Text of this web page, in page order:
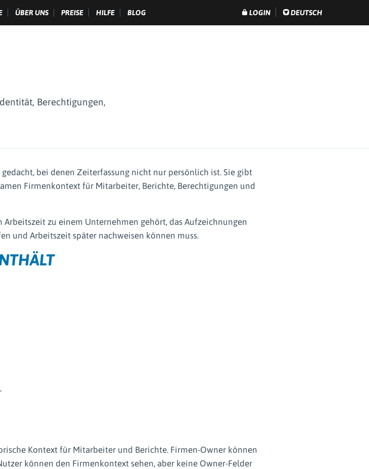
ÜBER UNS PREISE HILFE BLOG LOGIN DEUTSCH
Berechtigungen,
bei denen Zeiterfassung nicht nur persönlich ist. Sie gibt
Firmenkontext für Mitarbeiter, Berichte, Berechtigungen und
zu einem Unternehmen gehört, das Aufzeichnungen
und Arbeitszeit später nachweisen können muss.
Kontext für Mitarbeiter und Berichte. Firmen-Owner können
können den Firmenkontext sehen, aber keine Owner-Felder